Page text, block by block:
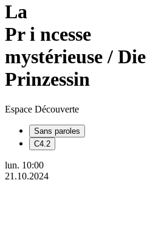
La
Pri ncesse
mystérieuse /
Prinzessin
Espace Découverte
Sans paroles
C4.2
lun. 10:00
21.10.2024